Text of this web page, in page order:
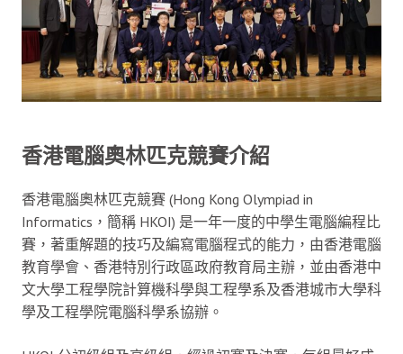
香港電腦奧林匹克競賽介紹
香港電腦奧林匹克競賽 (Hong Kong Olympiad in
Informatics，簡稱 HKOI) 是一年一度的中學生電腦編程比
賽，著重解題的技巧及編寫電腦程式的能力，由香港電腦
教育學會、香港特別行政區政府教育局主辦，並由香港中
文大學工程學院計算機科學與工程學系及香港城市大學科
學及工程學院電腦科學系協辦。